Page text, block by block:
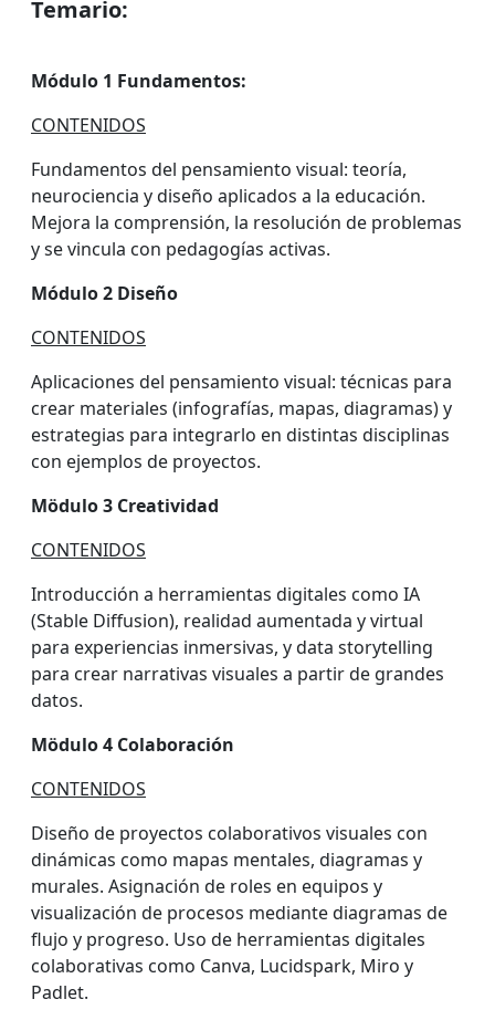
Temario:
Módulo 1 Fundamentos:
CONTENIDOS
Fundamentos del pensamiento visual: teoría,
neurociencia y diseño aplicados a la educación.
Mejora la comprensión, la resolución de problemas
y se vincula con pedagogías activas.
Módulo 2 Diseño
CONTENIDOS
Aplicaciones del pensamiento visual: técnicas para
crear materiales (infografías, mapas, diagramas) y
estrategias para integrarlo en distintas disciplinas
con ejemplos de proyectos.
Mödulo 3 Creatividad
CONTENIDOS
Introducción a herramientas digitales como IA
(Stable Diffusion), realidad aumentada y virtual
para experiencias inmersivas, y data storytelling
para crear narrativas visuales a partir de grandes
datos.
Mödulo 4 Colaboración
CONTENIDOS
Diseño de proyectos colaborativos visuales con
dinámicas como mapas mentales, diagramas y
murales. Asignación de roles en equipos y
visualización de procesos mediante diagramas de
flujo y progreso. Uso de herramientas digitales
colaborativas como Canva, Lucidspark, Miro y
Padlet.